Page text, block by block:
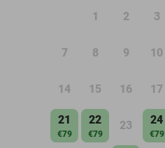
1 2 3
7 8 9 10
14 15 16 17
21
€79
22
€79
23 24
€79